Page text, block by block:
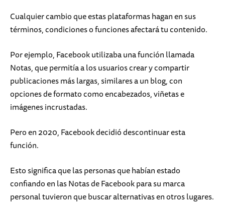
Cualquier cambio que estas plataformas hagan en sus
términos, condiciones o funciones afectará tu contenido.
Por ejemplo, Facebook utilizaba una función llamada
Notas, que permitía a los usuarios crear y compartir
publicaciones más largas, similares a un blog, con
opciones de formato como encabezados, viñetas e
imágenes incrustadas.
Pero en 2020, Facebook decidió descontinuar esta
función.
Esto significa que las personas que habían estado
confiando en las Notas de Facebook para su marca
personal tuvieron que buscar alternativas en otros lugares.